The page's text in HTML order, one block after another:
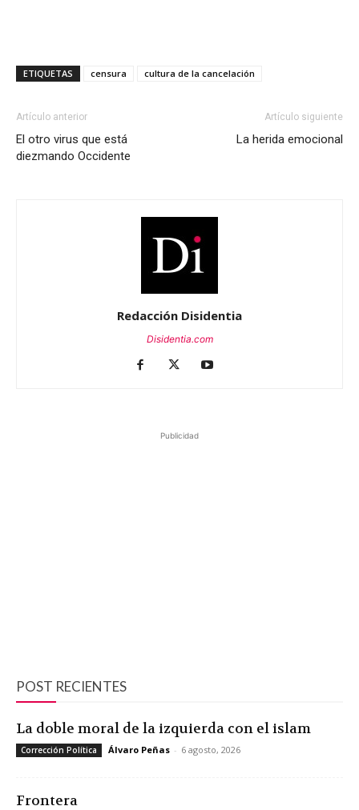
ETIQUETAS censura cultura de la cancelación
Artículo anterior
El otro virus que está
diezmando Occidente
Artículo siguiente
La herida emocional
Redacción Disidentia
Disidentia.com
Publicidad
POST RECIENTES
La doble moral de la izquierda con el islam
Corrección Política Álvaro Peñas - 6 agosto, 2026
Frontera